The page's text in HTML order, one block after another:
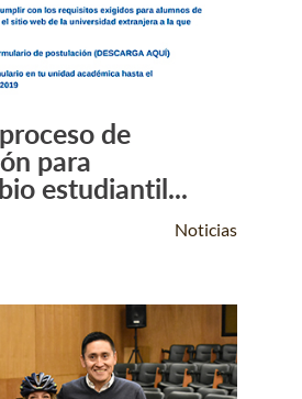
Leer Más +
de
para
estudiantil...
Noticias